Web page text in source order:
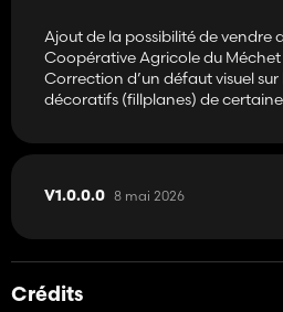
Ajout de la possibilité de vendre
Coopérative Agricole du Méchet
Correction d’un défaut visuel sur
décoratifs (fillplanes) de
V1.0.0.0 8 mai 2026
Crédits